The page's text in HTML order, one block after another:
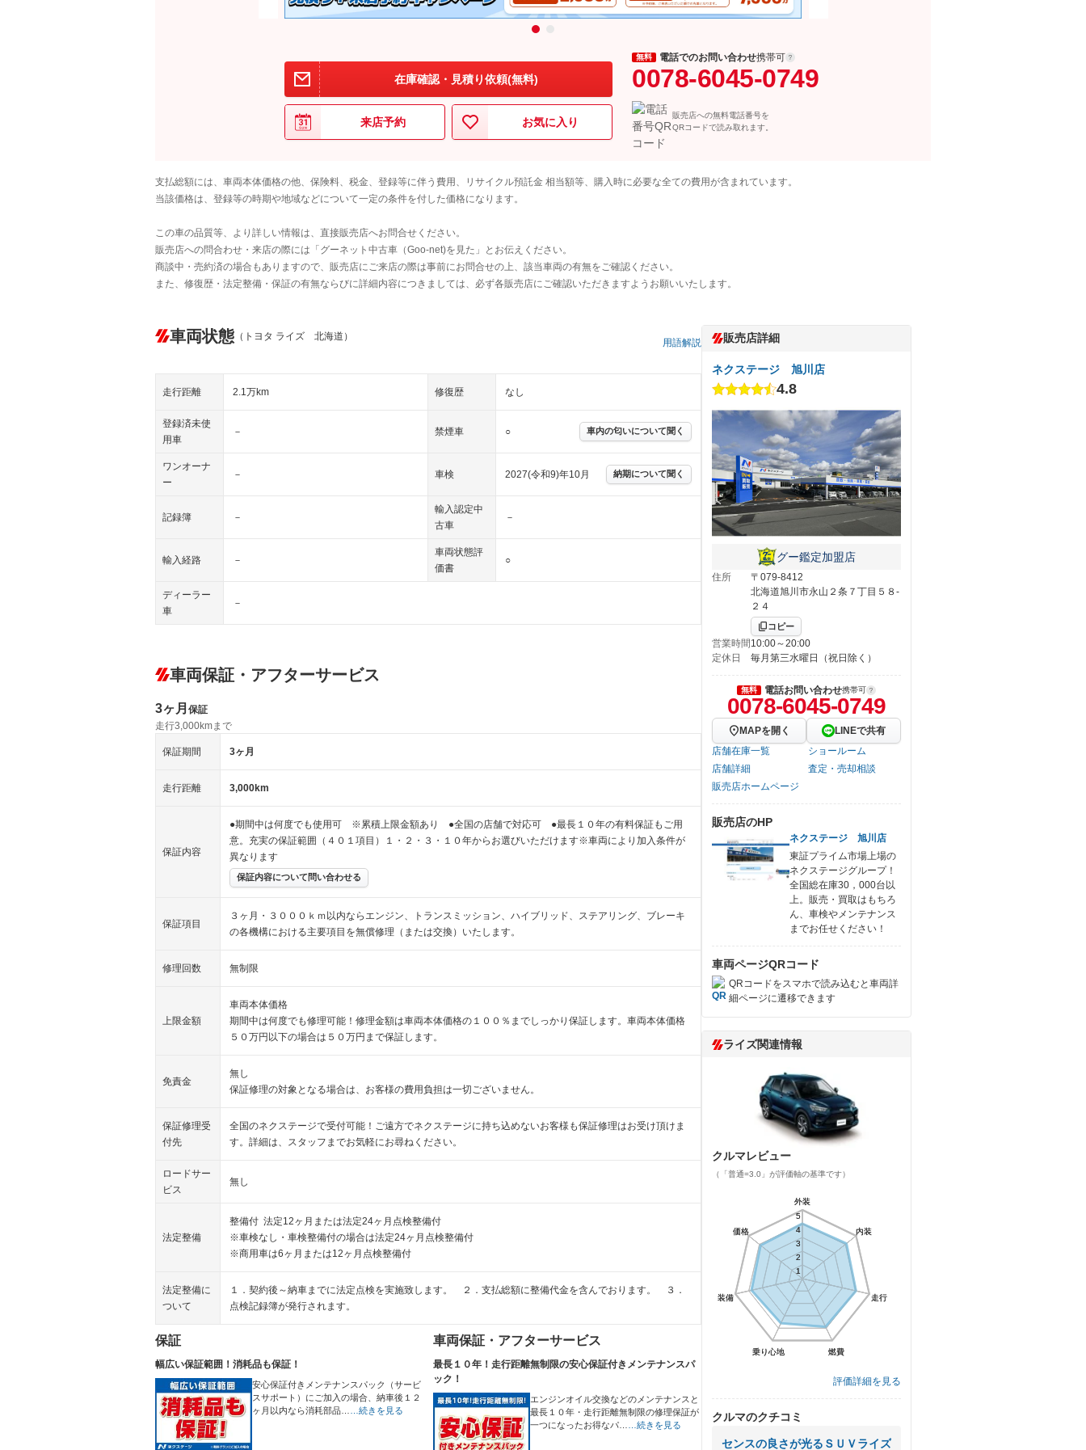
在庫確認・見積り依頼(無料)
来店予約 お気に入り
無料 電話でのお問い合わせ携帯可
0078-6045-0749
販売店への無料電話番号を
QRコードで読み取れます。
支払総額には、車両本体価格の他、保険料、税金、登録等に伴う費用、リサイクル預託金 相当額等、購入時に必要な全ての費用が含まれています。
当該価格は、登録等の時期や地域などについて一定の条件を付した価格になります。
この車の品質等、より詳しい情報は、直接販売店へお問合せください。
販売店への問合わせ・来店の際には「グーネット中古車（Goo-net)を見た」とお伝えください。
商談中・売約済の場合もありますので、販売店にご来店の際は事前にお問合せの上、該当車両の有無をご確認ください。
また、修復歴・法定整備・保証の有無ならびに詳細内容につきましては、必ず各販売店にご確認いただきますようお願いいたします。
車両状態 （トヨタ ライズ 北海道）
用語解説
走行距離 2.1万km 修復歴 なし
登録済未使
用車
－ 禁煙車 ○ 車内の匂いについて聞く
ワンオーナ
ー
－ 車検 2027(令和9)年10月 納期について聞く
記録簿 －
輸入認定中
古車
－
輸入経路 －
車両状態評
価書
○
ディーラー
車
－
車両保証・アフターサービス
3ヶ月 保証
走行3,000kmまで
保証期間 3ヶ月
走行距離 3,000km
保証内容
●期間中は何度でも使用可 ※累積上限金額あり ●全国の店舗で対応可 ●最長１０年の有料保証もご用
意。充実の保証範囲（４０１項目）１・２・３・１０年からお選びいただけます※車両により加入条件が
異なります
保証内容について問い合わせる
保証項目
３ヶ月・３０００ｋｍ以内ならエンジン、トランスミッション、ハイブリッド、ステアリング、ブレーキ
の各機構における主要項目を無償修理（または交換）いたします。
修理回数 無制限
上限金額
車両本体価格
期間中は何度でも修理可能！修理金額は車両本体価格の１００％までしっかり保証します。車両本体価格
５０万円以下の場合は５０万円まで保証します。
免責金
無し
保証修理の対象となる場合は、お客様の費用負担は一切ございません。
保証修理受
付先
全国のネクステージで受付可能！ご遠方でネクステージに持ち込めないお客様も保証修理はお受け頂けま
す。詳細は、スタッフまでお気軽にお尋ねください。
ロードサー
ビス
無し
法定整備
整備付 法定12ヶ月または法定24ヶ月点検整備付
※車検なし・車検整備付の場合は法定24ヶ月点検整備付
※商用車は6ヶ月または12ヶ月点検整備付
法定整備に
ついて
１．契約後～納車までに法定点検を実施致します。 ２．支払総額に整備代金を含んでおります。 ３．
点検記録簿が発行されます。
保証
幅広い保証範囲！消耗品も保証！
安心保証付きメンテナンスパック（サービ
スサポート）にご加入の場合、納車後１２
ヶ月以内なら消耗部品…
…続きを見る
車両保証・アフターサービス
最長１０年！走行距離無制限の安心保証付きメンテナンスパ
ック！
エンジンオイル交換などのメンテナンスと
最長１０年・走行距離無制限の修理保証が
一つになったお得なパ…
…続きを見る
販売店詳細
ネクステージ 旭川店
4.8
グー鑑定加盟店
住所
〒079-8412
北海道旭川市永山２条７丁目５８‐
２４
コピー
営業時間 10:00～20:00
定休日
毎月第三水曜日（祝日除く）
無料 電話お問い合わせ携帯可
0078-6045-0749
MAPを開く
LINEで共有
店舗在庫一覧
ショールーム
店舗詳細
査定・売却相談
販売店ホームページ
販売店のHP
ネクステージ 旭川店
東証プライム市場上場の
ネクステージグループ！
全国総在庫30，000台以
上。販売・買取はもちろ
ん、車検やメンテナンス
までお任せください！
車両ページQRコード
QRコードをスマホで読み込むと車両詳
細ページに遷移できます
ライズ関連情報
クルマレビュー
（「普通=3.0」が評価軸の基準です）
外装
内装
走行
燃費
乗り心地
装備
価格
1
2
3
4
5
外装
内装
走行
燃費
乗り心地
装備
価格
1
2
3
4
5
評価詳細を見る
クルマのクチコミ
センスの良さが光るＳＵＶライズ